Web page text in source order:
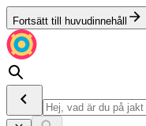
Fortsätt till huvudinnehåll